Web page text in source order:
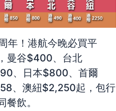
年！港航今晚必買平
曼谷$400、台北
、日本$800、首爾
、澳紐$2,250起，包行
餐飲。